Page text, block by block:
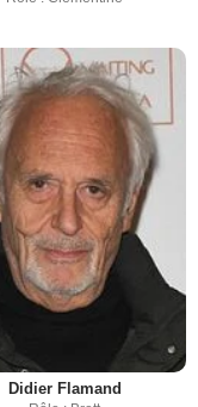
Didier Flamand